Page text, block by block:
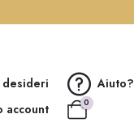
desideri Aiuto?
account
0